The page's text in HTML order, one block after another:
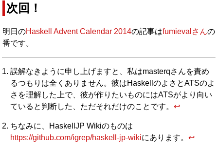
次回！
明日のHaskell Advent Calendar 2014の記事はfumievalさんの
番です。
誤解なきように申し上げますと、私はmasterqさんを責め
るつもりは全くありません。彼はHaskellのよさとATSのよ
さを理解した上で、彼が作りたいものにはATSがより向い
ていると判断した、ただそれだけのことです。 ↩︎
ちなみに、HaskellJP Wikiのものは
https://github.com/igrep/haskell-jp-wikiにあります。 ↩︎